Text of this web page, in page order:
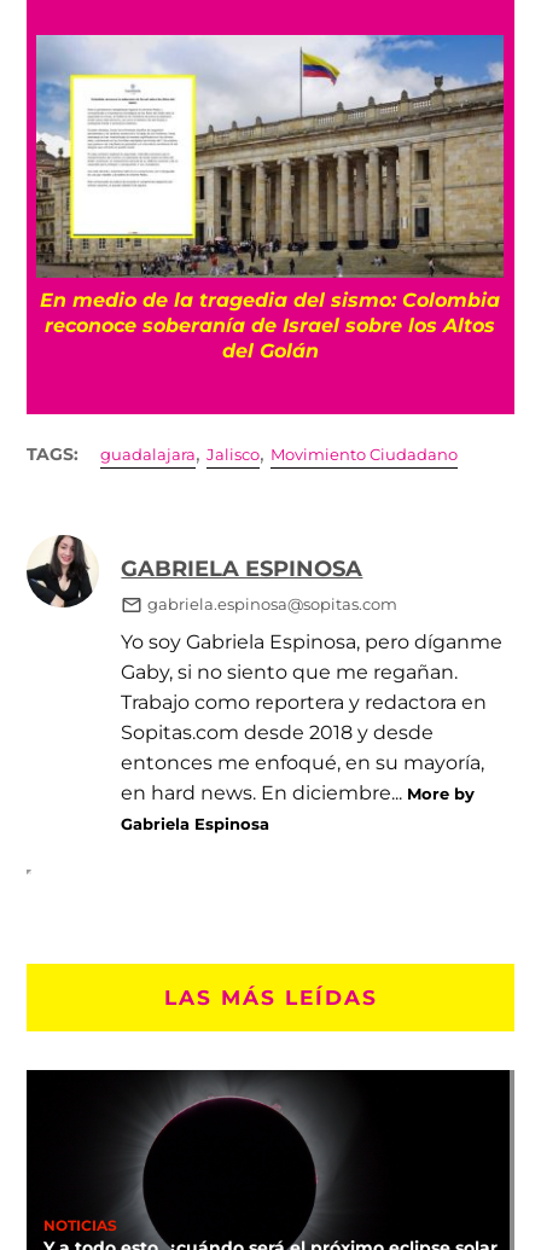
En medio de la tragedia del sismo: Colombia
reconoce soberanía de Israel sobre los Altos
del Golán
TAGS: guadalajara,Jalisco, Movimiento Ciudadano
GABRIELA ESPINOSA
gabriela.espinosa@sopitas.com
Yo soy Gabriela Espinosa, pero díganme
Gaby, si no siento que me regañan.
Trabajo como reportera y redactora en
Sopitas.com desde 2018 y desde
entonces me enfoqué, en su mayoría,
en hard news. En diciembre... More by
Gabriela Espinosa
LAS MÁS LEÍDAS
NOTICIAS